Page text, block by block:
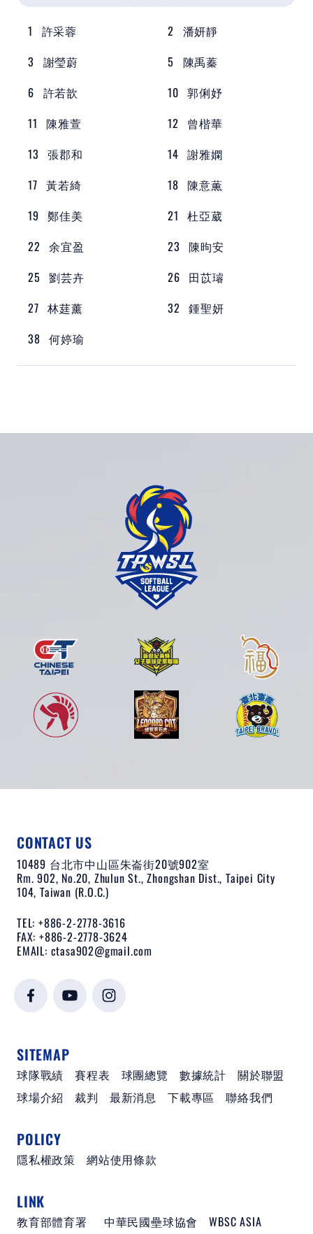
1 許采蓉 2
潘妍靜
3
謝瑩蔚 5
陳禹蓁
6 許若歆 10 郭俐妤
11 陳雅萱 12
曾楷華
13 張郡和 14 謝雅嫻
17 黃若綺 18 陳意薫
19 鄭佳美 21 杜亞葳
22 余宜盈 23 陳昫安
25 劉芸卉 26 田苡璿
27 林莛薰 32 鍾聖妍
38 何婷瑜
CONTACT US
10489 台北市中山區朱崙街20號902室
Rm. 902, No.20, Zhulun St., Zhongshan Dist., Taipei City
104, Taiwan (R.O.C.)
TEL: +886-2-2778-3616
FAX: +886-2-2778-3624
EMAIL: ctasa902@gmail.com
SITEMAP
球隊戰績 賽程表 球團總覽 數據統計
關於聯盟
球場介紹
裁判 最新消息 下載專區 聯絡我們
POLICY
隱私權政策 網站使用條款
LINK
教育部體育署 中華民國壘球協會 WBSC ASIA